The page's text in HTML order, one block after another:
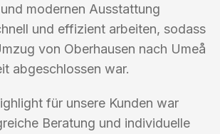
und modernen Ausstattung
und effizient arbeiten, sodass
von Oberhausen nach Umeå
abgeschlossen war.
für unsere Kunden war
Beratung und individuelle